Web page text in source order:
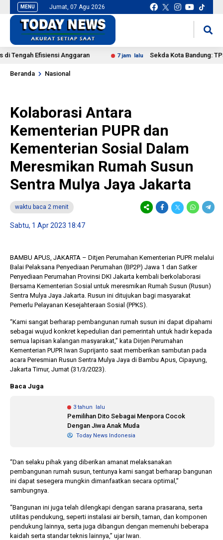
MENU Jumat, 07 Agu 2026
Efisiensi Anggaran 7 jam lalu Sekda Kota Bandung: TPST
Beranda Nasional
Kolaborasi Antara
Kementerian PUPR dan
Kementerian Sosial Dalam
Meresmikan Rumah Susun
Sentra Mulya Jaya Jakarta
waktu baca 2 menit
Sabtu, 1 Apr 2023 18:47
BAMBU APUS, JAKARTA – Ditjen Perumahan Kementerian PUPR melalui
Balai Pelaksana Penyediaan Perumahan (BP2P) Jawa 1 dan Satker
Penyediaan Perumahan Provinsi DKI Jakarta kembali berkolaborasi
Bersama Kementerian Sosial untuk meresmikan Rumah Susun (Rusun)
Sentra Mulya Jaya Jakarta. Rusun ini ditujukan bagi masyarakat
Pemerlu Pelayanan Kesejahteraan Sosial (PPKS).
“Kami sangat berharap pembangunan rumah susun ini dapat dipahami
sebagai wujud konkret kepedulian dari pemerintah untuk hadir kepada
semua lapisan kalangan masyarakat,” kata Dirjen Perumahan
Kementerian PUPR Iwan Suprijanto saat memberikan sambutan pada
acara Peresmian Rusun Sentra Mulya Jaya di Bambu Apus, Cipayung,
Jakarta Timur, Jumat (31/3/2023).
Baca Juga
3 tahun lalu
Pemilihan Dito Sebagai Menpora Cocok
Dengan Jiwa Anak Muda
Today News Indonesia
“Dan selaku pihak yang diberikan amanat melaksanakan
pembangunan rumah susun, tentunya kami sangat berharap bangunan
ini dapat sesegera mungkin dimanfaatkan secara optimal,”
sambungnya.
“Bangunan ini juga telah dilengkapi dengan sarana prasarana, serta
utilitas pendukung, seperti instalasi air bersih, taman, dan komponen
pendukung lainnya, serta juga dibangun dengan memenuhi beberapa
kaidah serta standar teknis lainnya,” ujar Iwan.
Banyak Gugatan di
Pilkada 2024, Legislator
Ragukan SDM Bawaslu
KPU
Keputusan
Capres-